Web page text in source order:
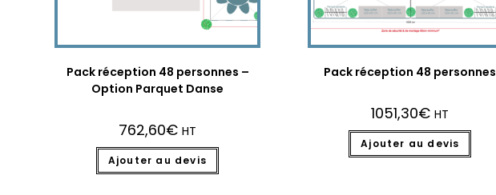
Pack réception 48 personnes –
Option Parquet Danse
762,60€ HT
Ajouter au devis
Pack réception 48 personnes
1051,30€ HT
Ajouter au devis